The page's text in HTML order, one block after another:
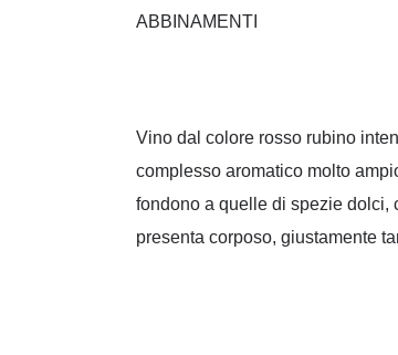
ABBINAMENTI
Vino dal colore rosso rubino
complesso aromatico molto
fondono a quelle di spezie dolci,
presenta corposo, giustamente